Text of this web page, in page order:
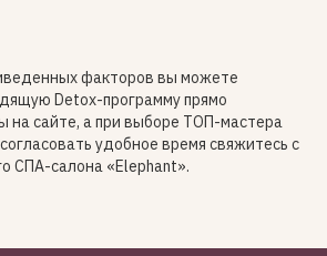
факторов вы можете
Detox-программу прямо
на сайте, а при выборе ТОП-мастера
удобное время свяжитесь с
СПА-салона «Elephant».